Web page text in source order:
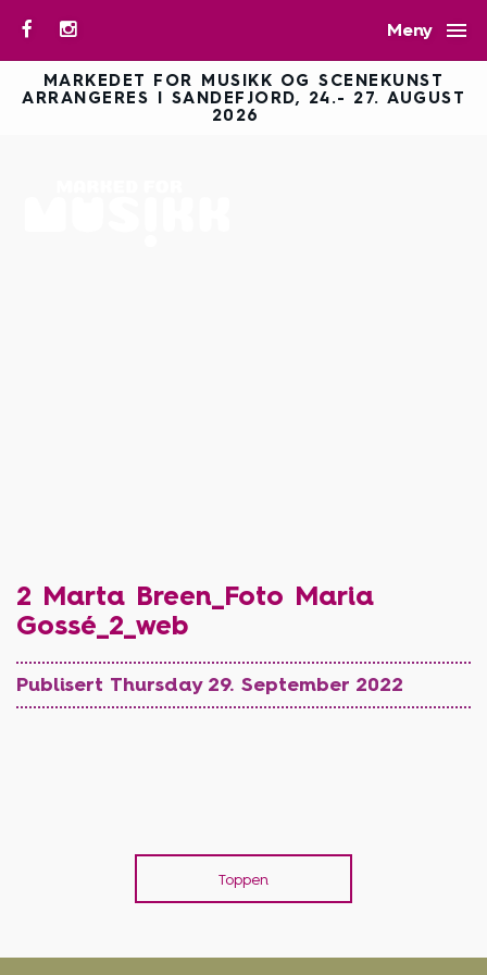
Meny 
MARKEDET FOR MUSIKK OG SCENEKUNST
ARRANGERES I SANDEFJORD, 24.- 27. AUGUST
2026
2 Marta Breen_Foto Maria
Gossé_2_web
Publisert Thursday 29. September 2022
Toppen